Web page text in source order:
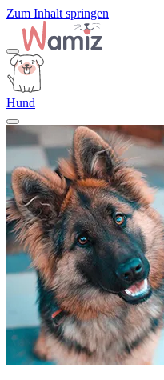
Zum Inhalt springen
Hund